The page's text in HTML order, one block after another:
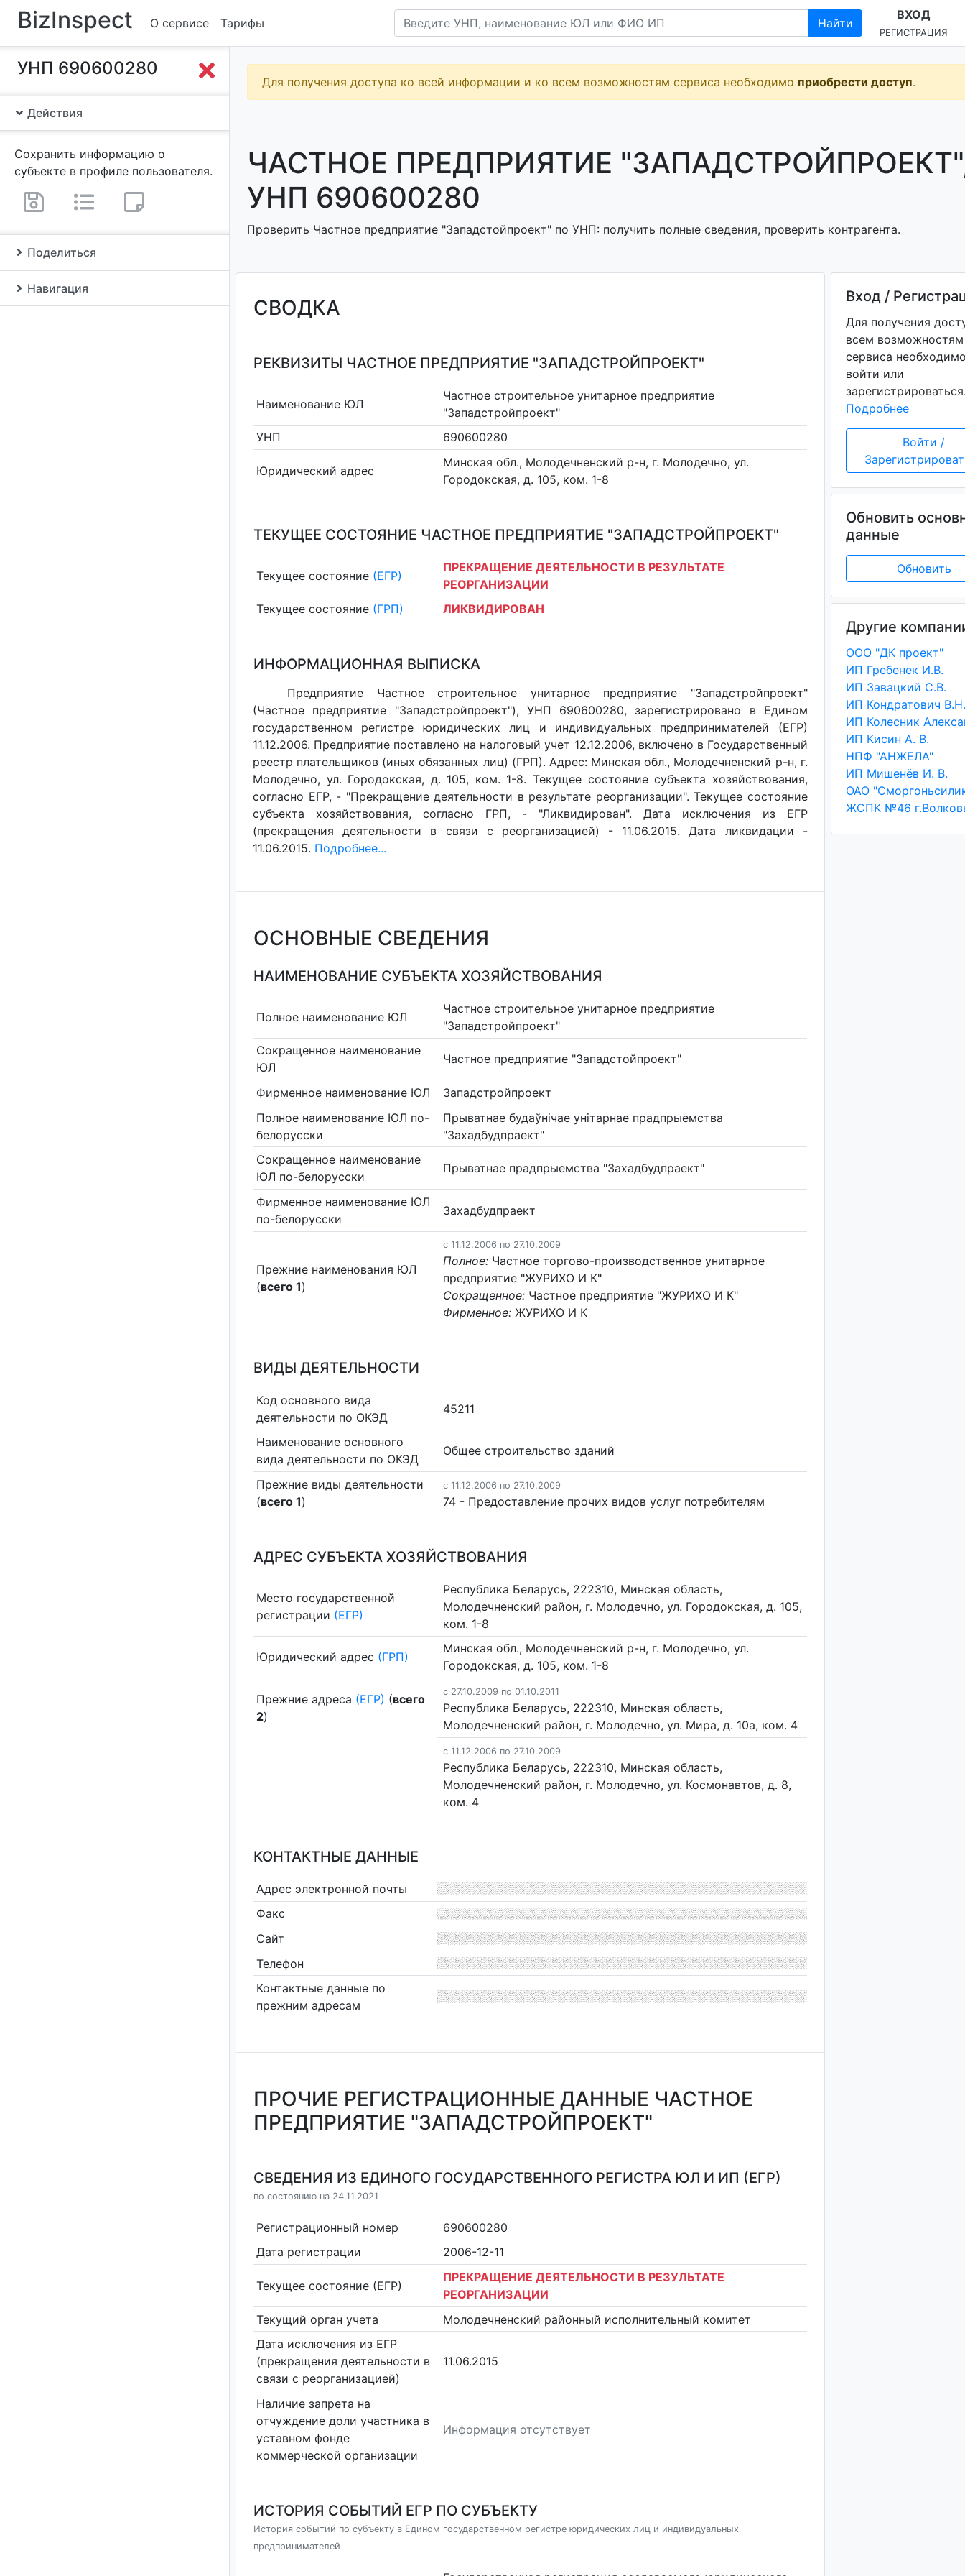
BizInspect О сервисе Тарифы Найти
ВХОД
РЕГИСТРАЦИЯ
УНП 690600280
Действия
Сохранить информацию о
субъекте в профиле пользователя.
Поделиться
Навигация
Для получения доступа ко всей информации и ко всем возможностям сервиса необходимо приобрести доступ.
ЧАСТНОЕ ПРЕДПРИЯТИЕ
УНП 690600280
Проверить Частное предприятие "Западстойпроект" по УНП: получить полные сведения, проверить контрагента.
СВОДКА
РЕКВИЗИТЫ ЧАСТНОЕ ПРЕДПРИЯТИЕ "ЗАПАДСТРОЙПРОЕКТ"
Наименование ЮЛ
Частное строительное унитарное предприятие
"Западстройпроект"
УНП
690600280
Юридический адрес
Минская обл., Молодечненский р-н, г. Молодечно, ул.
Городокская, д. 105, ком. 1-8
ТЕКУЩЕЕ СОСТОЯНИЕ ЧАСТНОЕ ПРЕДПРИЯТИЕ "ЗАПАДСТРОЙПРОЕКТ"
Текущее состояние (ЕГР)
ПРЕКРАЩЕНИЕ ДЕЯТЕЛЬНОСТИ В РЕЗУЛЬТАТЕ
РЕОРГАНИЗАЦИИ
Текущее состояние (ГРП) ЛИКВИДИРОВАН
ИНФОРМАЦИОННАЯ ВЫПИСКА
Предприятие Частное строительное унитарное предприятие "Западстройпроект"
(Частное предприятие "Западстройпроект"), УНП 690600280, зарегистрировано в Едином
государственном регистре юридических лиц и индивидуальных предпринимателей (ЕГР)
11.12.2006. Предприятие поставлено на налоговый учет 12.12.2006, включено в Государственный
реестр плательщиков (иных обязанных лиц) (ГРП). Адрес: Минская обл., Молодечненский р-н, г.
Молодечно, ул. Городокская, д. 105, ком. 1-8. Текущее состояние субъекта хозяйствования,
согласно ЕГР, - "Прекращение деятельности в результате реорганизации". Текущее состояние
субъекта хозяйствования, согласно ГРП, - "Ликвидирован". Дата исключения из ЕГР
(прекращения деятельности в связи с реорганизацией) - 11.06.2015. Дата ликвидации -
11.06.2015. Подробнее...
ОСНОВНЫЕ СВЕДЕНИЯ
НАИМЕНОВАНИЕ СУБЪЕКТА ХОЗЯЙСТВОВАНИЯ
Полное наименование ЮЛ
Частное строительное унитарное предприятие
"Западстройпроект"
Сокращенное наименование
ЮЛ
Частное предприятие "Западстойпроект"
Фирменное наименование ЮЛ
Западстройпроект
Полное наименование ЮЛ по-
белорусски
Прыватнае будаўнічае унітарнае прадпрыемства
"Захадбудпраект"
Сокращенное наименование
ЮЛ по-белорусски
Прыватнае прадпрыемства "Захадбудпраект"
Фирменное наименование ЮЛ
по-белорусски
Захадбудпраект
Прежние наименования ЮЛ
(всего 1)
c 11.12.2006 по 27.10.2009
Полное: Частное торгово-производственное унитарное
предприятие "ЖУРИХО И К"
Сокращенное: Частное предприятие "ЖУРИХО И К"
Фирменное: ЖУРИХО И К
ВИДЫ ДЕЯТЕЛЬНОСТИ
Код основного вида
деятельности по ОКЭД
45211
Наименование основного
вида деятельности по ОКЭД
Общее строительство зданий
Прежние виды деятельности
(всего 1)
c 11.12.2006 по 27.10.2009
74 - Предоставление прочих видов услуг потребителям
АДРЕС СУБЪЕКТА ХОЗЯЙСТВОВАНИЯ
Место государственной
регистрации (ЕГР)
Республика Беларусь, 222310, Минская область,
Молодечненский район, г. Молодечно, ул. Городокская, д. 105,
ком. 1-8
Юридический адрес (ГРП)
Минская обл., Молодечненский р-н, г. Молодечно, ул.
Городокская, д. 105, ком. 1-8
Прежние адреса (ЕГР) (всего
2)
c 27.10.2009 по 01.10.2011
Республика Беларусь, 222310, Минская область,
Молодечненский район, г. Молодечно, ул. Мира, д. 10а, ком. 4
c 11.12.2006 по 27.10.2009
Республика Беларусь, 222310, Минская область,
Молодечненский район, г. Молодечно, ул. Космонавтов, д. 8,
ком. 4
КОНТАКТНЫЕ ДАННЫЕ
Адрес электронной почты
Факс
Сайт
Телефон
Контактные данные по
прежним адресам
ПРОЧИЕ РЕГИСТРАЦИОННЫЕ ДАННЫЕ ЧАСТНОЕ
ПРЕДПРИЯТИЕ "ЗАПАДСТРОЙПРОЕКТ"
СВЕДЕНИЯ ИЗ ЕДИНОГО ГОСУДАРСТВЕННОГО РЕГИСТРА ЮЛ И ИП (ЕГР)
по состоянию на 24.11.2021
Регистрационный номер
690600280
Дата регистрации
2006-12-11
Текущее состояние (ЕГР)
ПРЕКРАЩЕНИЕ ДЕЯТЕЛЬНОСТИ В РЕЗУЛЬТАТЕ
РЕОРГАНИЗАЦИИ
Текущий орган учета
Молодечненский районный исполнительный комитет
Дата исключения из ЕГР
(прекращения деятельности в
связи с реорганизацией)
11.06.2015
Наличие запрета на
отчуждение доли участника в
уставном фонде
коммерческой организации
Информация отсутствует
ИСТОРИЯ СОБЫТИЙ ЕГР ПО СУБЪЕКТУ
История событий по субъекту в Едином государственном регистре юридических лиц и индивидуальных
предпринимателей
Вход /
Для получения
всем возможностям
сервиса
войти или
Подробнее
Войти /
Обновить
данные
Обновить
Другие
ООО "ДК проект"
ИП Гребенек И.В.
ИП Завацкий С.В.
ИП Кондратович В.Н.
ИП Кисин А. В.
НПФ "АНЖЕЛА"
ИП Мишенёв И. В.
ЖСПК №46